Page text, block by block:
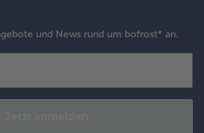
und News rund um bofrost* an.